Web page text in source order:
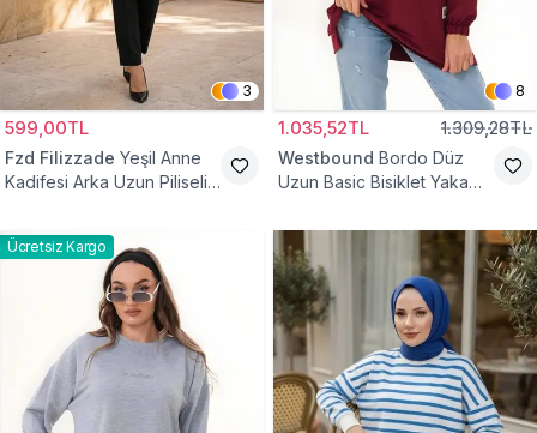
3
599,00TL
Fzd Filizzade Yeşil Anne
Kadifesi Arka Uzun Piliseli
8
1.035,52TL 1.309,28TL
Westbound Bordo Düz
Uzun Basic Bisiklet Yaka
Ücretsiz Kargo